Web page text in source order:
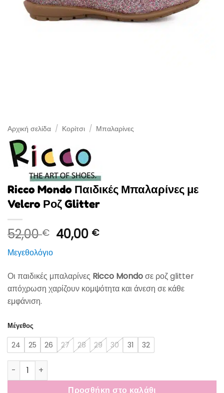
Αρχική σελίδα / Κορίτσι / Μπαλαρίνες
Ricco Mondo Παιδικές Μπαλαρίνες με
Velcro Ροζ Glitter
52,00€ Original
price
52,00 €.
40,00 €Η
είναι:
40,00 €.
Μεγεθολόγιο
Οι παιδικές μπαλαρίνες Ricco Mondoσε ροζ glitter
απόχρωση χαρίζουν κομψότητα και άνεση σε κάθε
εμφάνιση.
Μέγεθος
24 25 26 27 28 29 30 31 32
Ricco Mondo Παιδικές Μπαλαρίνες με Velcro Ροζ Glitter
Προσθήκη στο καλάθι